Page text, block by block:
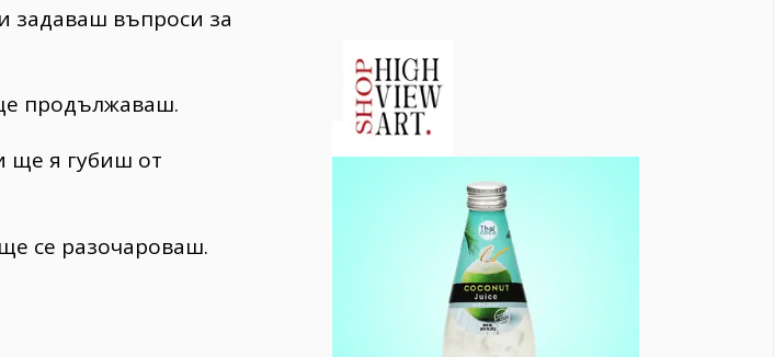
задаваш въпроси за
продължаваш.
ще я губиш от
се разочароваш.